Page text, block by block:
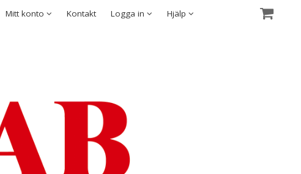
Mitt konto Kontakt Logga in Hjälp
Säkerhet & Cookies